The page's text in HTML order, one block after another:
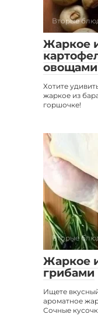
Вторые
Жаркое
Хотите
жаркое из
горшочке!
Вторые
Жаркое
грибами
Ищете
ароматное
Сочные